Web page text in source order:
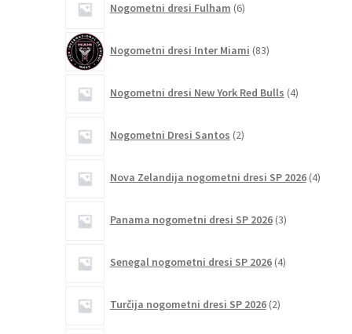
Nogometni dresi Fulham 6izdelkov
Nogometni dresi Inter Miami 83izdelkov
Nogometni dresi New York Red Bulls 4izdelki
Nogometni Dresi Santos 2izdelka
Nova Zelandija nogometni dresi SP 2026 4izdelki
Panama nogometni dresi SP 2026 3izdelki
Senegal nogometni dresi SP 2026 4izdelki
Turčija nogometni dresi SP 2026 2izdelka